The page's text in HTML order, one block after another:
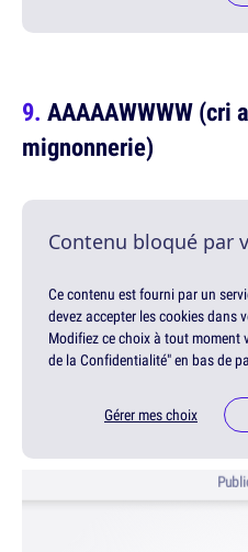
AAAAAWWWW (cri
mignonnerie)
Contenu bloqué par
Ce contenu est fourni par un
devez accepter les cookies dans
Modifiez ce choix à tout moment
de la Confidentialité" en bas de
Gérer mes choix